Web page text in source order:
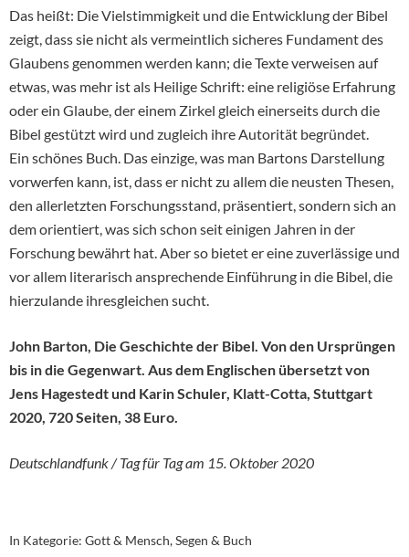
Das heißt: Die Vielstimmigkeit und die Entwicklung der Bibel
zeigt, dass sie nicht als vermeintlich sicheres Fundament des
Glaubens genommen werden kann; die Texte verweisen auf
etwas, was mehr ist als Heilige Schrift: eine religiöse Erfahrung
oder ein Glaube, der einem Zirkel gleich einerseits durch die
Bibel gestützt wird und zugleich ihre Autorität begründet.
Ein schönes Buch. Das einzige, was man Bartons Darstellung
vorwerfen kann, ist, dass er nicht zu allem die neusten Thesen,
den allerletzten Forschungsstand, präsentiert, sondern sich an
dem orientiert, was sich schon seit einigen Jahren in der
Forschung bewährt hat. Aber so bietet er eine zuverlässige und
vor allem literarisch ansprechende Einführung in die Bibel, die
hierzulande ihresgleichen sucht.
John Barton, Die Geschichte der Bibel. Von den Ursprüngen
bis in die Gegenwart. Aus dem Englischen übersetzt von
Jens Hagestedt und Karin Schuler, Klatt-Cotta, Stuttgart
2020, 720 Seiten, 38 Euro.
Deutschlandfunk / Tag für Tag am 15. Oktober 2020
In Kategorie: Gott & Mensch,Segen & Buch